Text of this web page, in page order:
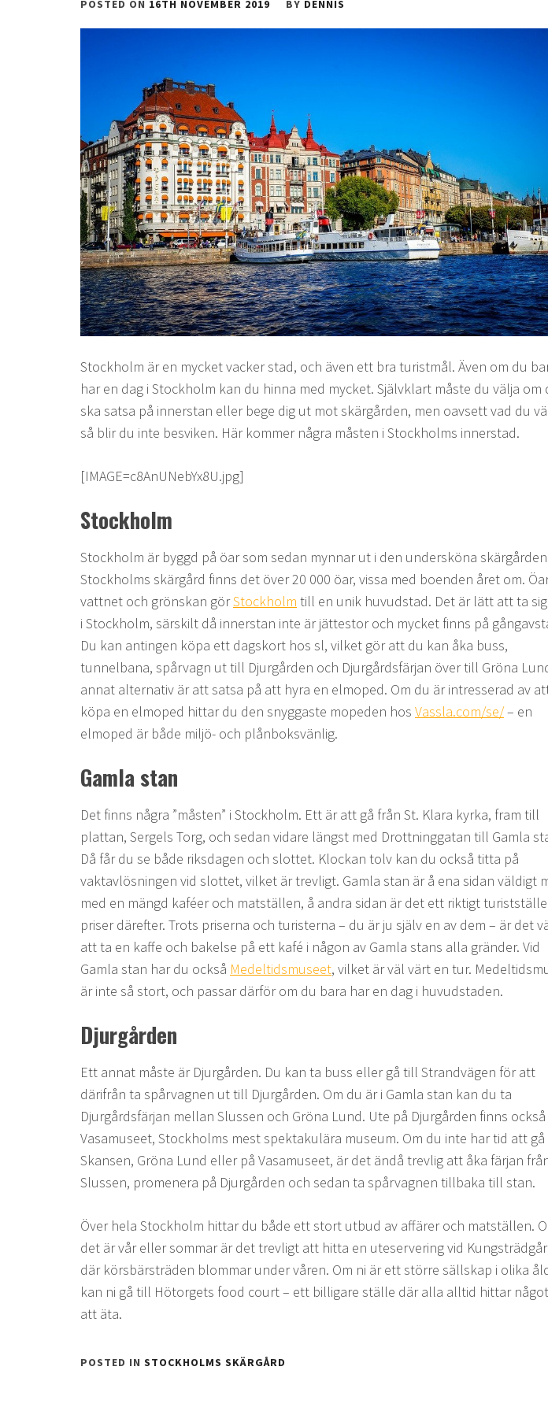
POSTED ON 16TH NOVEMBER 2019 BY DENNIS
Stockholm är en mycket vacker stad, och även ett bra turistmål. Även om du
har en dag i Stockholm kan du hinna med mycket. Självklart måste du välja om
ska satsa på innerstan eller bege dig ut mot skärgården, men oavsett vad du
så blir du inte besviken. Här kommer några måsten i Stockholms innerstad.
[IMAGE=c8AnUNebYx8U.jpg]
Stockholm
Stockholm är byggd på öar som sedan mynnar ut i den undersköna
Stockholms skärgård finns det över 20 000 öar, vissa med boenden året om.
vattnet och grönskan görStockholm till en unik huvudstad. Det är lätt att ta
i Stockholm, särskilt då innerstan inte är jättestor och mycket finns på
Du kan antingen köpa ett dagskort hos sl, vilket gör att du kan åka buss,
tunnelbana, spårvagn ut till Djurgården och Djurgårdsfärjan över till Gröna
annat alternativ är att satsa på att hyra en elmoped. Om du är intresserad av
köpa en elmoped hittar du den snyggaste mopeden hos Vassla.com/se/– en
elmoped är både miljö- och plånboksvänlig.
Gamla stan
Det finns några ”måsten” i Stockholm. Ett är att gå från St. Klara kyrka, fram till
plattan, Sergels Torg, och sedan vidare längst med Drottninggatan till Gamla
Då får du se både riksdagen och slottet. Klockan tolv kan du också titta på
vaktavlösningen vid slottet, vilket är trevligt. Gamla stan är å ena sidan väldigt
med en mängd kaféer och matställen, å andra sidan är det ett riktigt
priser därefter. Trots priserna och turisterna – du är ju själv en av dem – är det
att ta en kaffe och bakelse på ett kafé i någon av Gamla stans alla gränder. Vid
Gamla stan har du också Medeltidsmuseet, vilket är väl värt en tur.
är inte så stort, och passar därför om du bara har en dag i huvudstaden.
Djurgården
Ett annat måste är Djurgården. Du kan ta buss eller gå till Strandvägen för att
därifrån ta spårvagnen ut till Djurgården. Om du är i Gamla stan kan du ta
Djurgårdsfärjan mellan Slussen och Gröna Lund. Ute på Djurgården finns också
Vasamuseet, Stockholms mest spektakulära museum. Om du inte har tid att gå
Skansen, Gröna Lund eller på Vasamuseet, är det ändå trevlig att åka färjan
Slussen, promenera på Djurgården och sedan ta spårvagnen tillbaka till stan.
Över hela Stockholm hittar du både ett stort utbud av affärer och matställen.
det är vår eller sommar är det trevligt att hitta en uteservering vid
där körsbärsträden blommar under våren. Om ni är ett större sällskap i olika
kan ni gå till Hötorgets food court – ett billigare ställe där alla alltid hittar
att äta.
POSTED IN STOCKHOLMS SKÄRGÅRD